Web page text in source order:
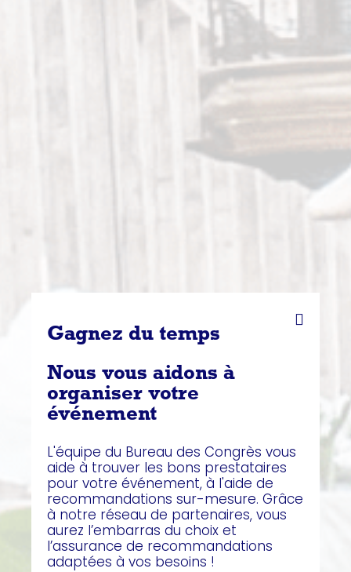
Gagnez du temps
Nous vous aidons à
organiser votre
événement
L'équipe du Bureau des Congrès vous
aide à trouver les bons prestataires
pour votre événement, à l'aide de
recommandations sur-mesure. Grâce
à notre réseau de partenaires, vous
aurez l’embarras du choix et
l’assurance de recommandations
adaptées à vos besoins !